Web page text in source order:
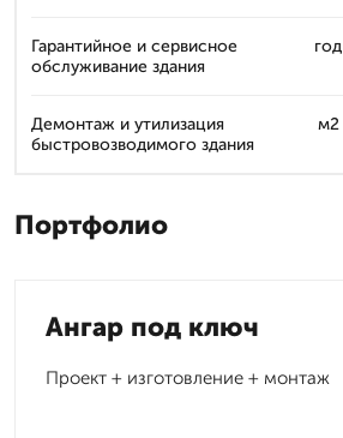
Гарантийное и сервисное
обслуживание здания
год
Демонтаж и утилизация
быстровозводимого здания
м2
Портфолио
Ангар под ключ
Проект + изготовление + монтаж